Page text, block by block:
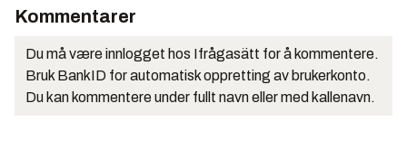
Kommentarer
Du må være innlogget hos Ifrågasätt for å kommentere.
Bruk BankID for automatisk oppretting av brukerkonto.
Du kan kommentere under fullt navn eller med kallenavn.